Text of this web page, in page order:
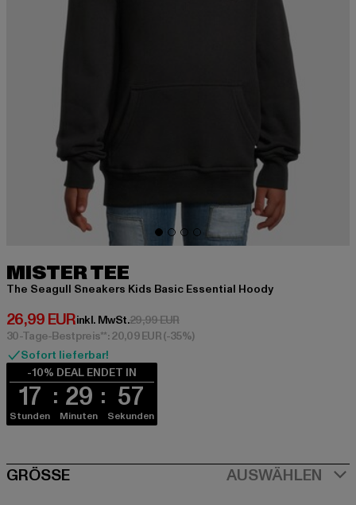
MISTER TEE
The Seagull Sneakers Kids Basic Essential Hoody
26,99 EUR
Derzeitiger Preis: 26,99 EUR
inkl. MwSt.29,99 EURAktionspreis: 29,99 EUR
30-Tage-Bestpreis**: 20,09 EUR(-35%)
Sofort lieferbar!
-10% DEAL ENDET IN
17
Stunden
29
Minuten
56
Sekunden
SIZE
GRÖSSE AUSWÄHLEN